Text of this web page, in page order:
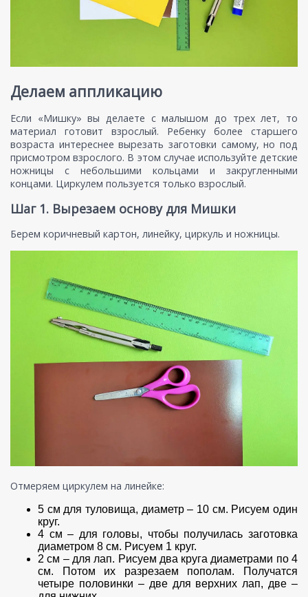
Делаем аппликацию
Если «Мишку» вы делаете с малышом до трех лет, то
материал готовит взрослый. Ребенку более старшего
возраста интереснее вырезать заготовки самому, но под
присмотром взрослого. В этом случае используйте детские
ножницы с небольшими кольцами и закругленными
концами. Циркулем пользуется только взрослый.
Шаг 1. Вырезаем основу для Мишки
Берем коричневый картон, линейку, циркуль и ножницы.
Отмеряем циркулем на линейке:
5 см для туловища, диаметр – 10 см. Рисуем один
круг.
4 см – для головы, чтобы получилась заготовка
диаметром 8 см. Рисуем 1 круг.
2 см – для лап. Рисуем два круга диаметрами по 4
см. Потом их разрезаем пополам. Получатся
четыре половинки – две для верхних лап, две –